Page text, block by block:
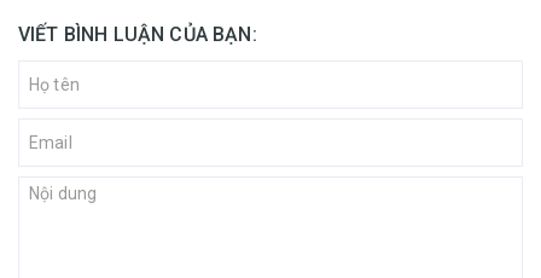
VIẾT BÌNH LUẬN CỦA BẠN: